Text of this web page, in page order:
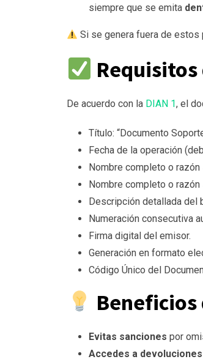
siempre que se emita
Si se genera fuera de estos
De acuerdo con la DIAN 1, el
Título: “Documento
Fecha de la operación
Nombre completo o
Nombre completo o
Descripción detallada del
Numeración consecutiva
Firma digital del emisor.
Generación en formato
Código Único del
Evitas sanciones por
Accedes a